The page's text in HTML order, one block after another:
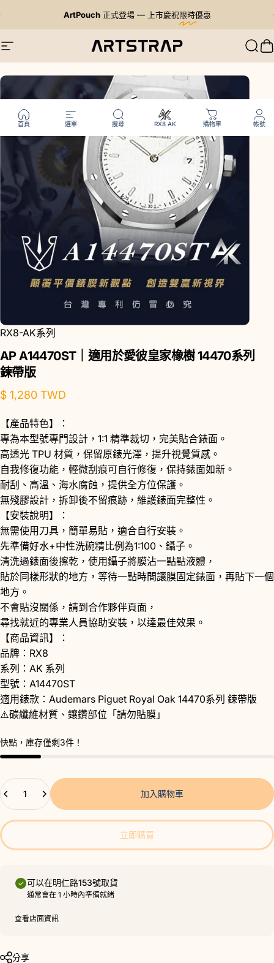
ArtPouch正式登場 — 上市慶祝限時優惠
暫停投影片放映
網站導航 Artstrap 亞特 搜尋
首頁 選單 搜尋 RX8 AK 購物車 帳號
RX8-AK系列
APA14470ST｜適用於愛彼皇家橡樹14470系列
鍊帶版
$ 1,280 TWD
【產品特色】：
專為本型號專門設計，1:1 精準裁切，完美貼合錶面。
高透光 TPU 材質，保留原錶光澤，提升視覺質感。
自我修復功能，輕微刮痕可自行修復，保持錶面如新。
耐刮、高溫、海水腐蝕，提供全方位保護。
無殘膠設計，拆卸後不留痕跡，維護錶面完整性。
【安裝說明】：
無需使用刀具，簡單易貼，適合自行安裝。
先準備好水+中性洗碗精比例為1:100、鑷子。
清洗過錶面後擦乾，使用鑷子將膜沾一點點液體，
貼於同樣形狀的地方，等待一點時間讓膜固定錶面，再貼下一個
地方。
不會貼沒關係，請到 合作夥伴頁面，
尋找就近的專業人員協助安裝，以達最佳效果。
【商品資訊】：
品牌：RX8
系列：AK 系列
型號：A14470ST
適用錶款：Audemars Piguet Royal Oak 14470系列 鍊帶版
⚠️碳纖維材質、鑲鑽部位「請勿貼膜」
快點，庫存僅剩3件！
數量
加入購物車
立即購買
可以在明仁路153號取貨
通常會在 1 小時內準備就緒
查看店面資訊
分享